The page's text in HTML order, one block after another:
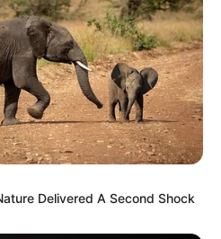
Delivered A Second Shock